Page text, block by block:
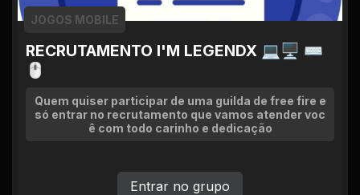
RECRUTAMENTO I'M LEGENDX 💻🖥 ⌨
🖱
JOGOS MOBILE
Quem quiser participar de uma guilda de free fire e
só entrar no recrutamento que vamos atender voc
ê com todo carinho e dedicação
Entrar no grupo